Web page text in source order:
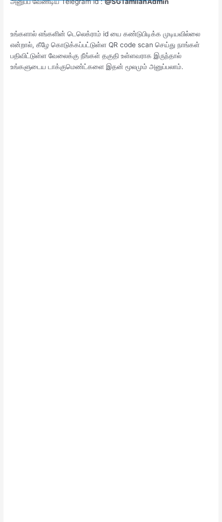
உங்களால் எங்களின் டெலெக்ராம் id யை கண்டுபிடிக்க முடியவில்லை
என்றால், கீழே கொடுக்கப்பட்டுள்ள QR code scan செய்து நாங்கள்
பதிவிட்டுள்ள வேலைக்கு நீங்கள் தகுதி உள்ளவராக இருந்தால்
உங்களுடைய டாக்குமெண்ட்களை இதன் மூலமும் அனுப்பலாம்.